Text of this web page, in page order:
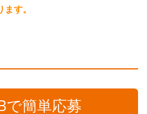
す。
簡単応募